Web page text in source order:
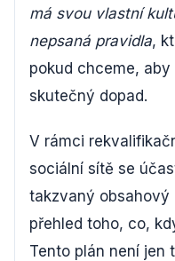
má svou vlastní
nepsaná pravidla,
pokud chceme,
skutečný dopad.
V rámci
sociální sítě se
takzvaný
přehled toho, co,
Tento plán není